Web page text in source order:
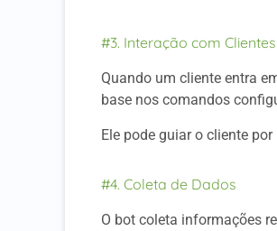
#3. Interação com Clientes
Quando um cliente entra
base nos comandos
Ele pode guiar o cliente
#4. Coleta de Dados
O bot coleta informações